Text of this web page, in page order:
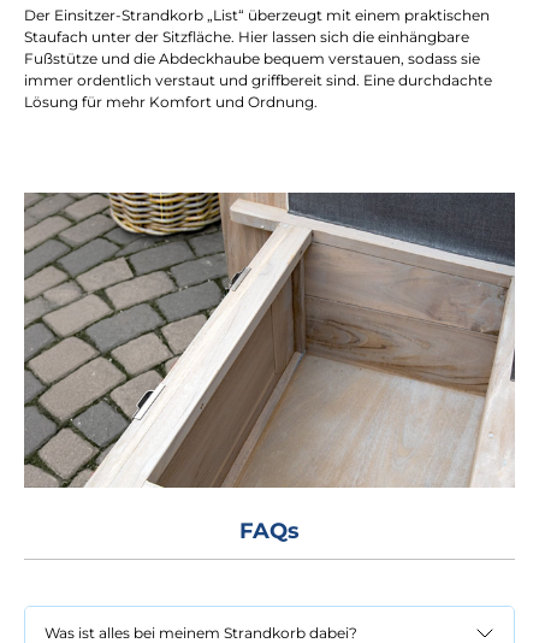
Der Einsitzer-Strandkorb „List“ überzeugt mit einem praktischen
Staufach unter der Sitzfläche. Hier lassen sich die einhängbare
Fußstütze und die Abdeckhaube bequem verstauen, sodass sie
immer ordentlich verstaut und griffbereit sind. Eine durchdachte
Lösung für mehr Komfort und Ordnung.
FAQs
Was ist alles bei meinem Strandkorb dabei?